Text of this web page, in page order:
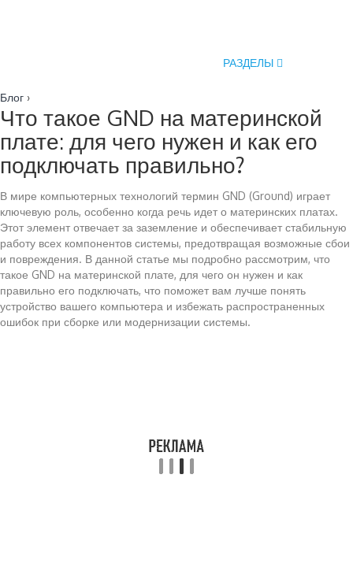
РАЗДЕЛЫ
Блог ›
Что такое GND на материнской
плате: для чего нужен и как его
подключать правильно?
В мире компьютерных технологий термин GND (Ground) играет
ключевую роль, особенно когда речь идет о материнских платах.
Этот элемент отвечает за заземление и обеспечивает стабильную
работу всех компонентов системы, предотвращая возможные сбои
и повреждения. В данной статье мы подробно рассмотрим, что
такое GND на материнской плате, для чего он нужен и как
правильно его подключать, что поможет вам лучше понять
устройство вашего компьютера и избежать распространенных
ошибок при сборке или модернизации системы.